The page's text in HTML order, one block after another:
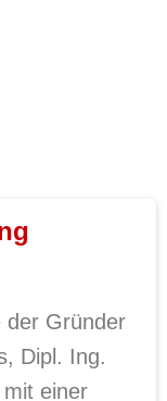
der Gründer
Dipl. Ing.
einer